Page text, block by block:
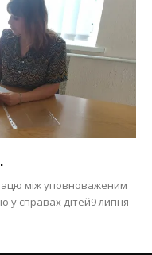
між уповноваженим
у справах дітей9 липня